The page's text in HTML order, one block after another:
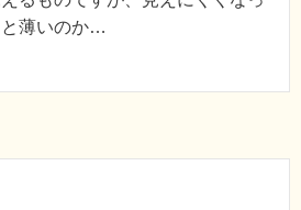
薄いのか…